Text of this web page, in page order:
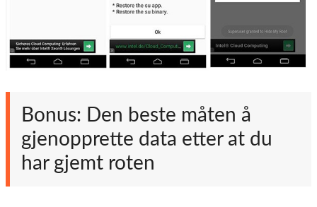
Bonus: Den beste måten å
gjenopprette data etter at du
har gjemt roten